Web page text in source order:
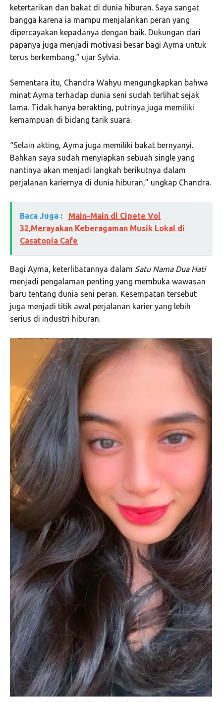
ketertarikan dan bakat di dunia hiburan. Saya sangat
bangga karena ia mampu menjalankan peran yang
dipercayakan kepadanya dengan baik. Dukungan dari
papanya juga menjadi motivasi besar bagi Ayma untuk
terus berkembang,” ujar Sylvia.
Sementara itu, Chandra Wahyu mengungkapkan bahwa
minat Ayma terhadap dunia seni sudah terlihat sejak
lama. Tidak hanya berakting, putrinya juga memiliki
kemampuan di bidang tarik suara.
“Selain akting, Ayma juga memiliki bakat bernyanyi.
Bahkan saya sudah menyiapkan sebuah single yang
nantinya akan menjadi langkah berikutnya dalam
perjalanan kariernya di dunia hiburan,” ungkap Chandra.
Baca Juga :
Main-Main di Cipete Vol
32,Merayakan Keberagaman Musik Lokal di
Casatopia Cafe
Bagi Ayma, keterlibatannya dalam Satu Nama Dua Hati
menjadi pengalaman penting yang membuka wawasan
baru tentang dunia seni peran. Kesempatan tersebut
juga menjadi titik awal perjalanan karier yang lebih
serius di industri hiburan.